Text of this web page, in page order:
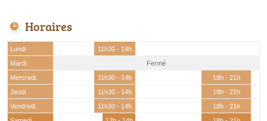
Horaires
Lundi
11h30 - 14h
Mardi
Fermé
Mercredi
11h30 - 14h
18h - 21h
Jeudi
11h30 - 14h
18h - 21h
Vendredi
11h30 - 14h
18h - 21h